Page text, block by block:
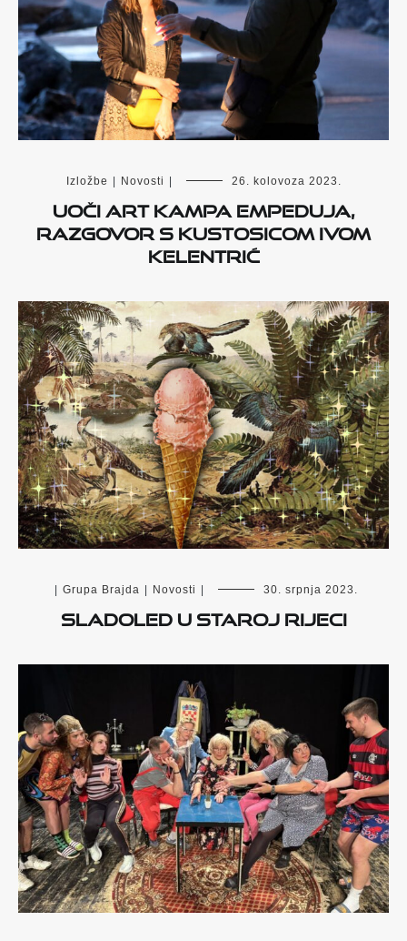
Izložbe Novosti 26. kolovoza 2023.
Uoči Art Kampa Empeduja,
razgovor s kustosicom Ivom
Kelentrić
Grupa Brajda Novosti 30. srpnja 2023.
SLADOLED U STAROJ RIJECI